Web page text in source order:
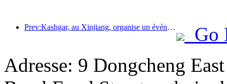
Prev:Kashgar, au Xinjiang, organise un événement de promotion touristique pour favoriser les échanges interethniques.
Go
Adresse: 9 Dongcheng